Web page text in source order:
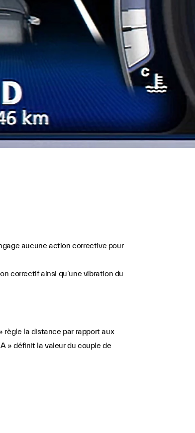
aucune action corrective pour
correctif ainsi qu’une vibration du
règle la distance par rapport aux
» définit la valeur du couple de